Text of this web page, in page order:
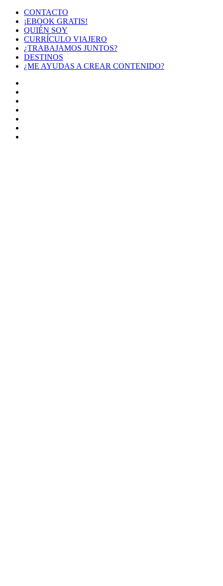
CONTACTO
¡EBOOK GRATIS!
QUIÉN SOY
CURRÍCULO VIAJERO
¿TRABAJAMOS JUNTOS?
DESTINOS
¿ME AYUDAS A CREAR CONTENIDO?